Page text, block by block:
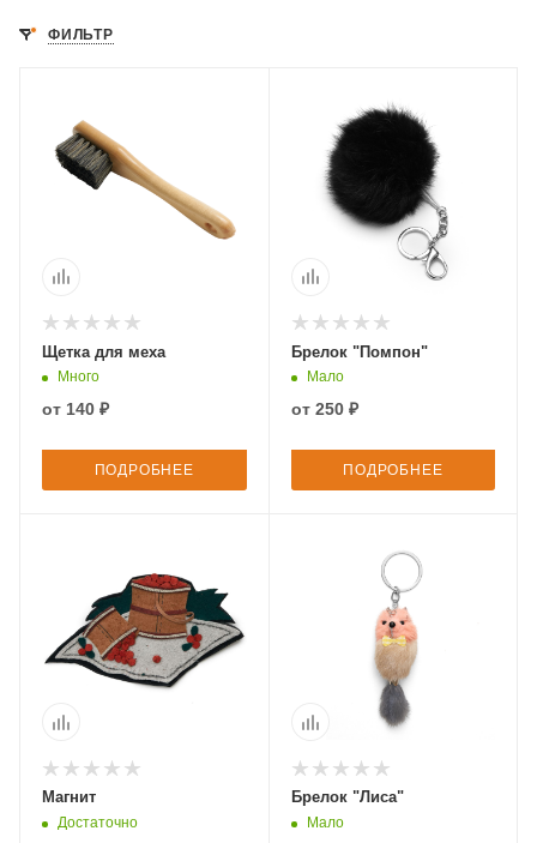
ФИЛЬТР
Щетка для меха
Много
от 140 ₽
ПОДРОБНЕЕ
Брелок "Помпон"
Мало
от 250 ₽
ПОДРОБНЕЕ
Магнит
Достаточно
Брелок "Лиса"
Мало